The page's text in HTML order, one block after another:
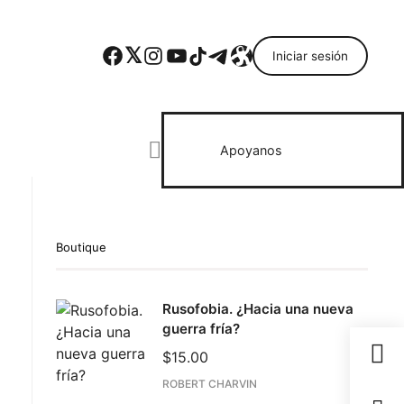
Facebook Twitter Instagram YouTube TikTok Telegram Enlace Iniciar sesión
Apoyanos
Boutique
Rusofobia. ¿Hacia una nueva
guerra fría?
$15.00
ROBERT CHARVIN